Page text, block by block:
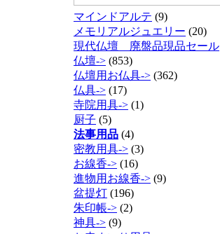
マインドアルテ (9)
メモリアルジュエリー (20)
現代仏壇 廃盤品現品セール
仏壇-> (853)
仏壇用お仏具-> (362)
仏具-> (17)
寺院用具-> (1)
厨子 (5)
法事用品 (4)
密教用具-> (3)
お線香-> (16)
進物用お線香-> (9)
盆提灯 (196)
朱印帳-> (2)
神具-> (9)